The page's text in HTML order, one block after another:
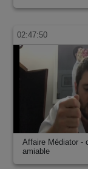
02:47:50
Affaire Médiator -
amiable